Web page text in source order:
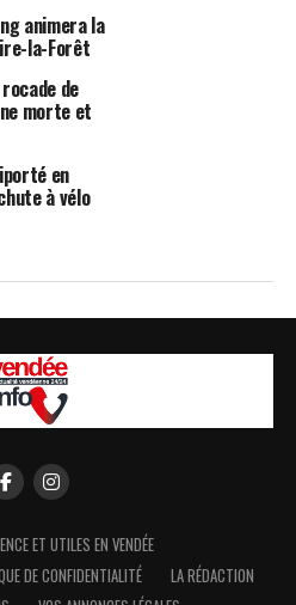
animera la
la-Forêt
de
morte et
en
à vélo
ET UTILES EN VENDÉE
DE CONFIDENTIALITÉ
LA RÉDACTION